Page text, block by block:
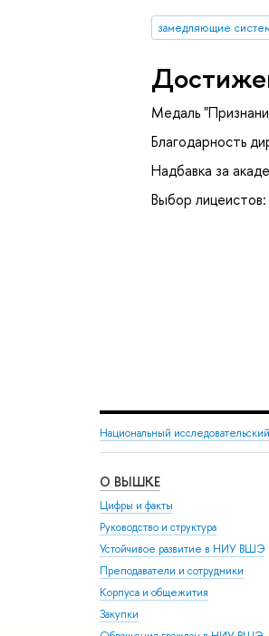
замедляющие
Медаль
Благодарность
Надбавка за
Выбор
Национальный
О ВЫШКЕ
Цифры и факты
Руководство и структура
Устойчивое развитие в НИУ ВШЭ
Преподаватели и сотрудники
Корпуса и общежития
Закупки